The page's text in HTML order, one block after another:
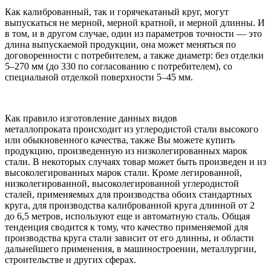
Как калиброванный, так и горячекатаный круг, могут
выпускаться не мерной, мерной кратной, и мерной длинны. И
в том, и в другом случае, один из параметров точности — это
длина выпускаемой продукции, она может меняться по
договоренности с потребителем, а также диаметр: без отделки
5–270 мм (до 330 по согласованию с потребителем), со
специальной отделкой поверхности 5–45 мм.
Как правило изготовление данных видов
металлопроката происходит из углеродистой стали высокого
или обыкновенного качества, также Вы можете купить
продукцию, произведенную из низколегированных марок
стали. В некоторых случаях товар может быть произведен и из
высоколегированных марок стали. Кроме легированной,
низколегированной, высоколегированной углеродистой
сталей, применяемых для производства обоих стандартных
круга, для производства калиброванной круга длинной от 2
до 6,5 метров, используют еще и автоматную сталь. Общая
тенденция сводится к тому, что качество применяемой для
производства круга стали зависит от его длинны, и области
дальнейшего применения, в машиностроении, металлургии,
строительстве и других сферах.